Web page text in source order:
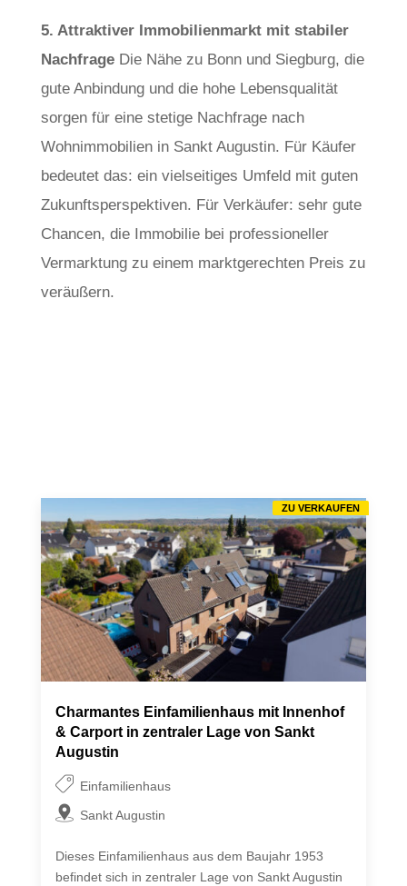
5. Attraktiver Immobilienmarkt mit stabiler
NachfrageDie Nähe zu Bonn und Siegburg, die
gute Anbindung und die hohe Lebensqualität
sorgen für eine stetige Nachfrage nach
Wohnimmobilien in Sankt Augustin. Für Käufer
bedeutet das: ein vielseitiges Umfeld mit guten
Zukunftsperspektiven. Für Verkäufer: sehr gute
Chancen, die Immobilie bei professioneller
Vermarktung zu einem marktgerechten Preis zu
veräußern.
Charmantes Einfamilienhaus mit Innenhof
& Carport in zentraler Lage von Sankt
Augustin
Einfamilienhaus
Sankt Augustin
Dieses Einfamilienhaus aus dem Baujahr 1953
befindet sich in zentraler Lage von Sankt Augustin
ZU VERKAUFEN